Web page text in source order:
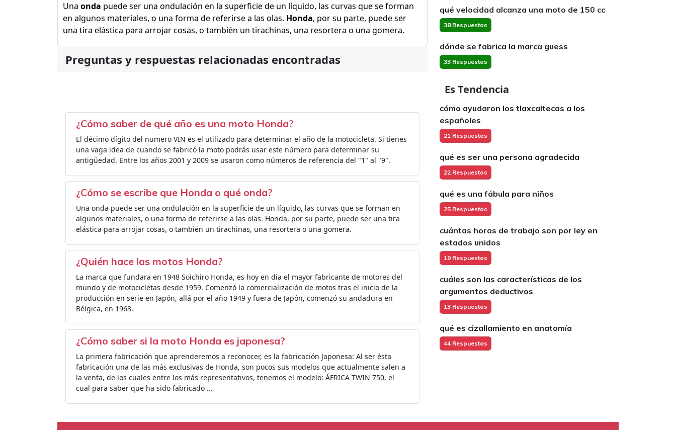
Una onda puede ser una ondulación en la superficie de un líquido, las curvas que se forman
en algunos materiales, o una forma de referirse a las olas. Honda, por su parte, puede ser
una tira elástica para arrojar cosas, o también un tirachinas, una resortera o una gomera.
Preguntas y respuestas relacionadas encontradas
¿Cómo saber de qué año es una moto Honda?
El décimo dígito del numero VIN es el utilizado para determinar el año de la motocicleta. Si tienes
una vaga idea de cuando se fabricó la moto podrás usar este número para determinar su
antigüedad. Entre los años 2001 y 2009 se usaron como números de referencia del "1" al "9".
¿Cómo se escribe que Honda o qué onda?
Una onda puede ser una ondulación en la superficie de un líquido, las curvas que se forman en
algunos materiales, o una forma de referirse a las olas. Honda, por su parte, puede ser una tira
elástica para arrojar cosas, o también un tirachinas, una resortera o una gomera.
¿Quién hace las motos Honda?
La marca que fundara en 1948 Soichiro Honda, es hoy en día el mayor fabricante de motores del
mundo y de motocicletas desde 1959. Comenzó la comercialización de motos tras el inicio de la
producción en serie en Japón, allá por el año 1949 y fuera de Japón, comenzó su andadura en
Bélgica, en 1963.
¿Cómo saber si la moto Honda es japonesa?
La primera fabricación que aprenderemos a reconocer, es la fabricación Japonesa: Al ser ésta
fabricación una de las más exclusivas de Honda, son pocos sus modelos que actualmente salen a
la venta, de los cuales entre los más representativos, tenemos el modelo: ÁFRICA TWIN 750, el
cual para saber que ha sido fabricado ...
qué velocidad alcanza una moto de 150 cc
38 Respuestas
dónde se fabrica la marca guess
33 Respuestas
Es Tendencia
cómo ayudaron los tlaxcaltecas a los
españoles
21 Respuestas
qué es ser una persona agradecida
22 Respuestas
qué es una fábula para niños
25 Respuestas
cuántas horas de trabajo son por ley en
estados unidos
19 Respuestas
cuáles son las características de los
argumentos deductivos
13 Respuestas
qué es cizallamiento en anatomía
44 Respuestas